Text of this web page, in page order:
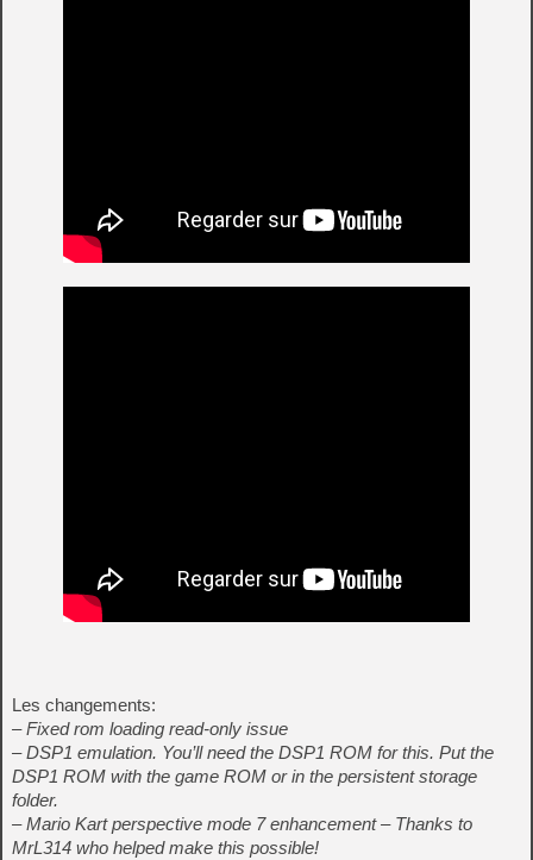
Les changements:
– Fixed rom loading read-only issue
– DSP1 emulation. You’ll need the DSP1 ROM for this. Put the
DSP1 ROM with the game ROM or in the persistent storage
folder.
– Mario Kart perspective mode 7 enhancement – Thanks to
MrL314 who helped make this possible!